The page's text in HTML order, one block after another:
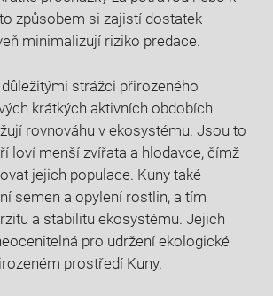
způsobem si zajistí dostatek
minimalizují riziko predace.
strážci přirozeného
krátkých aktivních obdobích
rovnováhu v ekosystému. Jsou to
loví menší zvířata a hlodavce, čímž
jejich populace. Kuny také
semen a opylení rostlin, a tím
a stabilitu ekosystému. Jejich
pro udržení ekologické
prostředí Kuny.